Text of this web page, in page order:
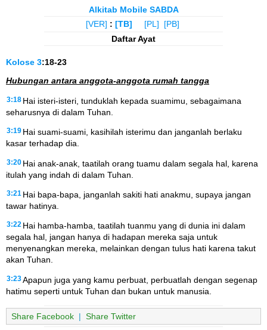
Alkitab Mobile SABDA
[VER] : [TB] [PL]
[PB]
Daftar Ayat
Kolose 3:18-23
Hubungan antara anggota-anggota rumah tangga
3:18 Hai isteri-isteri, tunduklah kepada suamimu, sebagaimana
seharusnya di dalam Tuhan.
3:19 Hai suami-suami, kasihilah isterimu dan janganlah berlaku
kasar terhadap dia.
3:20 Hai anak-anak, taatilah orang tuamu dalam segala hal, karena
itulah yang indah di dalam Tuhan.
3:21 Hai bapa-bapa, janganlah sakiti hati anakmu, supaya jangan
tawar hatinya.
3:22 Hai hamba-hamba, taatilah tuanmu yang di dunia ini dalam
segala hal, jangan hanya di hadapan mereka saja untuk
menyenangkan mereka, melainkan dengan tulus hati karena takut
akan Tuhan.
3:23Apapun juga yang kamu perbuat, perbuatlah dengan segenap
hatimu seperti untuk Tuhan dan bukan untuk manusia.
Share Facebook | Share Twitter